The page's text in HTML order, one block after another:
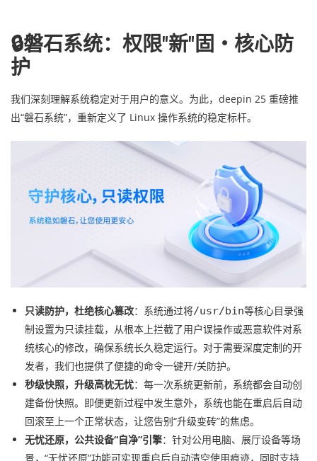
🔒磐石系统：权限"新"固・核心防
护
我们深刻理解系统稳定对于用户的意义。为此，deepin 25 重磅推
出“磐石系统”，重新定义了 Linux 操作系统的稳定标杆。
只读防护，杜绝核心篡改：系统通过将/usr/bin等核心目录强
制设置为只读挂载，从根本上拦截了用户误操作或恶意软件对系
统核心的修改，确保系统长久稳定运行。对于需要深度定制的开
发者，我们也提供了便捷的命令一键开/关防护。
秒级快照，升级高枕无忧：每一次系统更新前，系统都会自动创
建备份快照。即便更新过程中发生意外，系统也能在重启后自动
回滚至上一个正常状态，让您告别“升级变砖”的焦虑。
无忧还原，公共设备“自净”引擎：针对公用电脑、展厅设备等场
景，“无忧还原”功能可实现重启后自动清空使用痕迹，同时支持